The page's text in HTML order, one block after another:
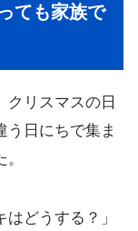
ても家族で
クリスマスの日
う日にちで集ま
どうする？」